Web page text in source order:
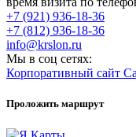
+7 (921) 936-18-36
+7 (812) 936-18-36
info@krslon.ru
Мы в соц сетях:
Корпоративный сайт
Проложить маршрут